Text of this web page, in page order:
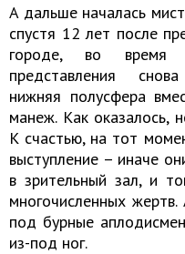
А дальше началась
спустя 12 лет после
городе, во время
представления
нижняя полусфера
манеж. Как оказалось,
К счастью, на тот
выступление – иначе
в зрительный зал, и
многочисленных жертв.
под бурные
из-под ног.